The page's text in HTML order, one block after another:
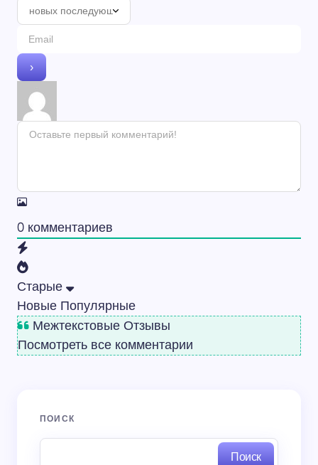
0комментариев
Старые
НовыеПопулярные
Межтекстовые Отзывы
Посмотреть все комментарии
ПОИСК
Поиск